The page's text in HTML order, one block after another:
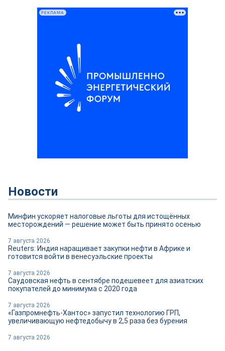
РЕКЛАМА
Новости
Минфин ускоряет налоговые льготы для истощённых
месторождений — решение может быть принято осенью
7 августа 2026
Reuters: Индия наращивает закупки нефти в Африке и
готовится войти в венесуэльские проекты
7 августа 2026
Саудовская нефть в сентябре подешевеет для азиатских
покупателей до минимума с 2020 года
7 августа 2026
«Газпромнефть-Хантос» запустил технологию ГРП,
увеличивающую нефтедобычу в 2,5 раза без бурения
7 августа 2026